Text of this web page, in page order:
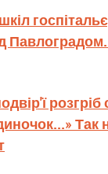
розгріб
Так